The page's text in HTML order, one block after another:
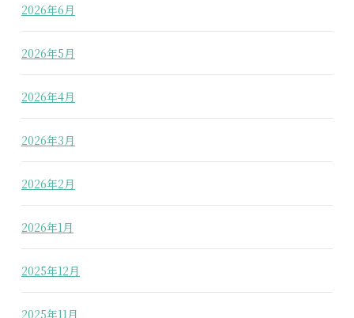
2026年6月
2026年5月
2026年4月
2026年3月
2026年2月
2026年1月
2025年12月
2025年11月